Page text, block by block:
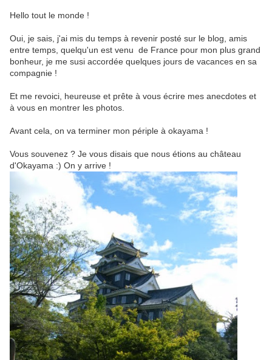
Hello tout le monde !
Oui, je sais, j'ai mis du temps à revenir posté sur le blog, amis
entre temps, quelqu'un est venu de France pour mon plus grand
bonheur, je me susi accordée quelques jours de vacances en sa
compagnie !
Et me revoici, heureuse et prête à vous écrire mes anecdotes et
à vous en montrer les photos.
Avant cela, on va terminer mon périple à okayama !
Vous souvenez ? Je vous disais que nous étions au château
d'Okayama :) On y arrive !